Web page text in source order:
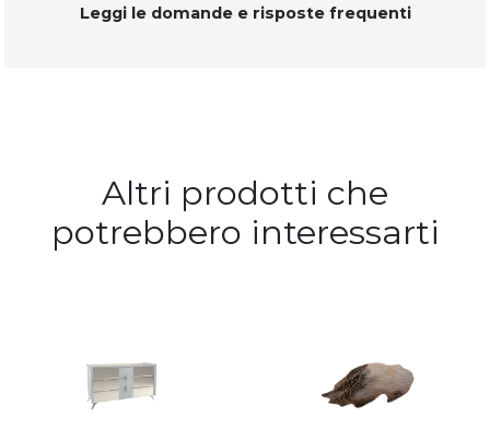
Leggi le domande e risposte frequenti
Altri prodotti che
potrebbero interessarti